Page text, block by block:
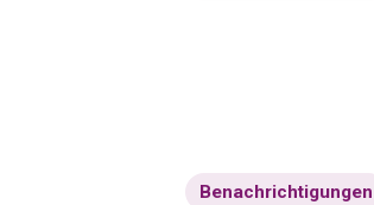
Benachrichtigungen